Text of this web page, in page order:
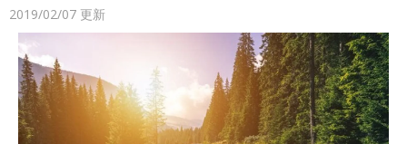
2019/02/07 更新